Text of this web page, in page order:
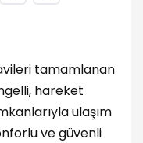
tamamlanan
hareket
ulaşım
ve güvenli